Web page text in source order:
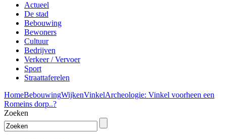
Actueel
De stad
Bebouwing
Bewoners
Cultuur
Bedrijven
Verkeer / Vervoer
Sport
Straattaferelen
HomeBebouwingWijkenVinkelArcheologie: Vinkel voorheen een
Romeins dorp..?
Zoeken